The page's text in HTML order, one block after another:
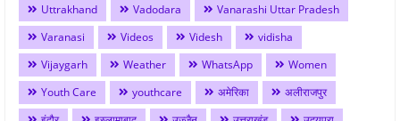
Uttrakhand
Vadodara
Vanarashi Uttar Pradesh
Varanasi
Videos Videsh
vidisha
Vijaygarh
Weather WhatsApp
Women
Youth Care
youthcare अमेरिका
अलीराजपुर